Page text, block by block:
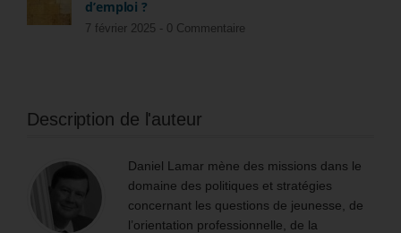
d’emploi ?
7 février 2025 - 0 Commentaire
Description de l'auteur
Daniel Lamar mène des missions dans le
domaine des politiques et stratégies
concernant les questions de jeunesse, de
l’orientation professionnelle, de la